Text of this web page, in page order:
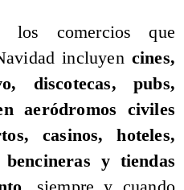
los comercios que
incluyen cines,
discotecas, pubs,
aeródromos civiles
casinos, hoteles,
y tiendas